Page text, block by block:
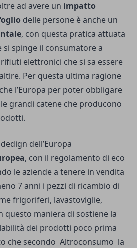
ad avere un impatto
delle persone è anche un
, con questa pratica attuata
si spinge il consumatore a
elettronici che si sa essere
Per questa ultima ragione
l’Europa per poter obbligare
grandi catene che producono
dell’Europa
, con il regolamento di eco
le aziende a tenere in vendita
7 anni i pezzi di ricambio di
frigoriferi, lavastoviglie,
questo maniera di sostiene la
dei prodotti poco prima
che secondo Altroconsumo la